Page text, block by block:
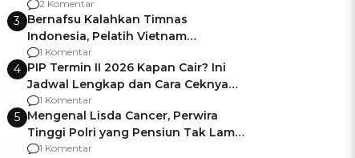
Pemalang
2 Komentar
3 Bernafsu Kalahkan Timnas
Indonesia, Pelatih Vietnam
Berencana Pakai Jimat di Pakansari
1 Komentar
4 PIP Termin II 2026 Kapan Cair? Ini
Jadwal Lengkap dan Cara Ceknya
agar Dana Tidak Hangus!
1 Komentar
5 Mengenal Lisda Cancer, Perwira
Tinggi Polri yang Pensiun Tak Lama
Usai Jadi Brigjen
1 Komentar